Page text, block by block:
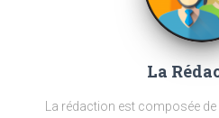
La
La rédaction est composée